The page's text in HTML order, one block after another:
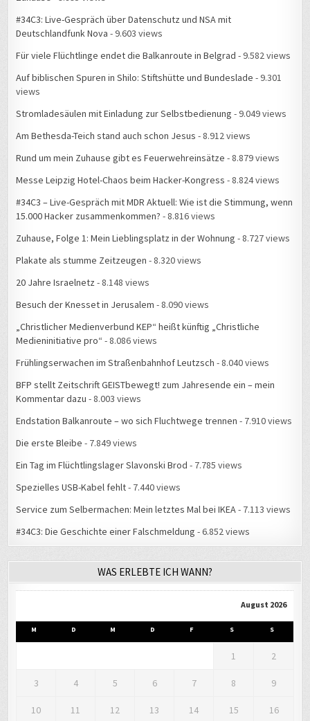
#34C3: Live-Gespräch über Datenschutz und NSA mit
Deutschlandfunk Nova - 9.603 views
Für viele Flüchtlinge endet die Balkanroute in Belgrad - 9.582 views
Auf biblischen Spuren in Shilo: Stiftshütte und Bundeslade - 9.301
views
Stromladesäulen mit Einladung zur Selbstbedienung - 9.049 views
Am Bethesda-Teich stand auch schon Jesus - 8.912 views
Rund um mein Zuhause gibt es Feuerwehreinsätze - 8.879 views
Messe Leipzig Hotel-Chaos beim Hacker-Kongress - 8.824 views
#34C3 – Live-Gespräch mit MDR Aktuell: Wie ist die Stimmung, wenn
15.000 Hacker zusammenkommen? - 8.816 views
Zuhause, Folge 1: Mein Lieblingsplatz in der Wohnung - 8.727 views
Plakate als stumme Zeitzeugen - 8.320 views
20 Jahre Israelnetz - 8.148 views
Besuch der Knesset in Jerusalem - 8.090 views
„Christlicher Medienverbund KEP“ heißt künftig „Christliche
Medieninitiative pro“ - 8.086 views
Frühlingserwachen im Straßenbahnhof Leutzsch - 8.040 views
BFP stellt Zeitschrift GEISTbewegt! zum Jahresende ein – mein
Kommentar dazu - 8.003 views
Endstation Balkanroute – wo sich Fluchtwege trennen - 7.910 views
Die erste Bleibe - 7.849 views
Ein Tag im Flüchtlingslager Slavonski Brod - 7.785 views
Spezielles USB-Kabel fehlt- 7.440 views
Service zum Selbermachen: Mein letztes Mal bei IKEA- 7.113 views
#34C3: Die Geschichte einer Falschmeldung - 6.852 views
WAS ERLEBTE ICH WANN?
August 2026
M D M D F S S
1 2
3 4 5 6 7 8 9
10 11 12 13 14 15 16